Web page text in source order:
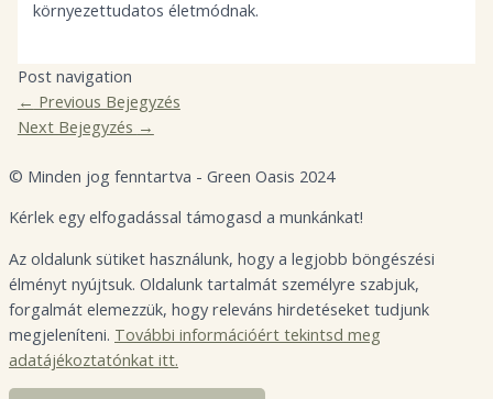
környezettudatos életmódnak.
Post navigation
← Previous Bejegyzés
Next Bejegyzés →
© Minden jog fenntartva - Green Oasis 2024
Kérlek egy elfogadással támogasd a munkánkat!
Az oldalunk sütiket használunk, hogy a legjobb böngészési
élményt nyújtsuk. Oldalunk tartalmát személyre szabjuk,
forgalmát elemezzük, hogy releváns hirdetéseket tudjunk
megjeleníteni. További információért tekintsd meg
adatájékoztatónkat itt.